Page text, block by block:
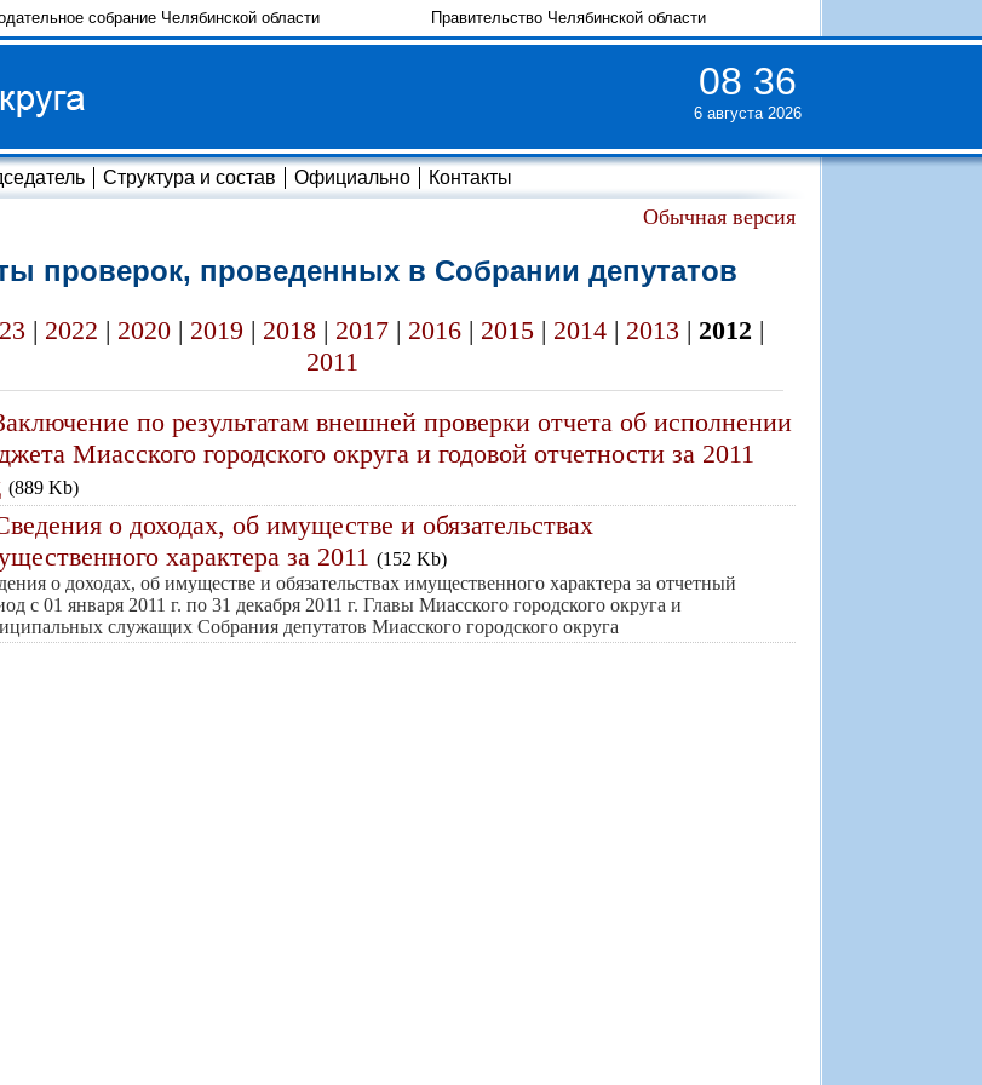
собрание Челябинской области Правительство Челябинской области
08 36
6 августа 2026
Структура и состав Официально Контакты
Обычная версия
проверок, проведенных в Собрании депутатов
| 2022 | 2020 | 2019 | 2018 | 2017 | 2016 | 2015 | 2014 | 2013 | 2012 |
2011
по результатам внешней проверки отчета об исполнении
Миасского городского округа и годовой отчетности за 2011
(889 Kb)
о доходах, об имуществе и обязательствах
характера за 2011 (152 Kb)
о доходах, об имуществе и обязательствах имущественного характера за отчетный
с 01 января 2011 г. по 31 декабря 2011 г. Главы Миасского городского округа и
служащих Собрания депутатов Миасского городского округа